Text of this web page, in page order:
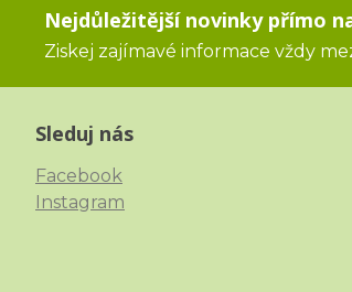
Nejdůležitější novinky přímo
Ziskej zajímavé informace vždy
Sleduj nás
Facebook
Instagram